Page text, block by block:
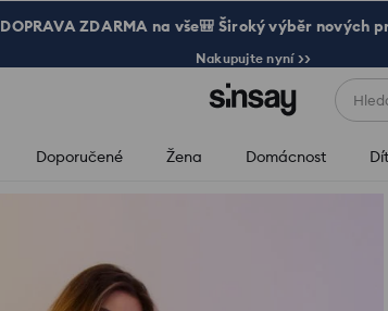
DOPRAVA ZDARMA na vše🎒 Široký výběr nových
Nakupujte nyní >>
Doporučené Žena Domácnost